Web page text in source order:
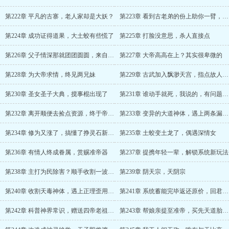
第222章 平凡的古寨，老人家却是大妖？ 第223章 看到古老弟的份上助你一臂，六耳猕猴渡成帝劫了
第224章 成功证得道果，大土蛟有些慌了 第225章 打脸没意思，杀人直接点
第226章 父子情深那就团团圆圆，来自蝼蚁的威胁 第227章 大帝高高在上？其实很卑微的
第228章 为大帝求情，终见两兄妹 第229章 古武加入飘渺天宫，指点故人修炼，再逢可爱萌与清冷师姐
第230章 圣女圣子大典，搅事棍出现了 第231章 谁动手就死，我说的，有问题吗，
第232章 离开顺便去捡点资源，终于帝尊大成了 第233章 变异的大道神体，遇上两条漏网鱼
第234章 修为又涨了，搞懂了挣灵石新玩法 第235章 土蛟变土龙了，偶遇深情女
第236章 有情人终成眷属，赏赐准帝器 第237章 提携年轻一辈，解锁系统新玩法
第238章 主打为民除害？顺手收割一波韭菜 第239章 阴天宗，天阴宗
第240章 收割天毒神体，遇上正理歪用的人 第241章 系统蓄能完毕返还原价，回君家官宣飞升之日
第242章 科普神界常识，赠送四帝老祖感悟 第243章 帮娘亲提至准帝，买先天道胎做载体